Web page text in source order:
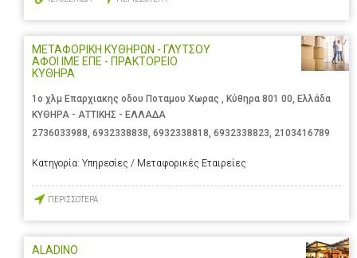
ΜΕΤΑΦΟΡΙΚΗ ΚΥΘΗΡΩΝ - ΓΛΥΤΣΟΥ
ΑΦΟΙ ΙΜΕ ΕΠΕ - ΠΡΑΚΤΟΡΕΙΟ
ΚΥΘΗΡΑ
1ο χλμ Επαρχιακης οδου Ποταμου Χωρας , Κύθηρα 801 00, Ελλάδα
ΚΥΘΗΡΑ - ΑΤΤΙΚΗΣ - ΕΛΛΑΔΑ
2736033988, 6932338838, 6932338818, 6932338823, 2103416789
Κατηγορία: Υπηρεσίες / Μεταφορικές Εταιρείες
ΠΕΡΙΣΣΟΤΕΡΑ
ALADINO